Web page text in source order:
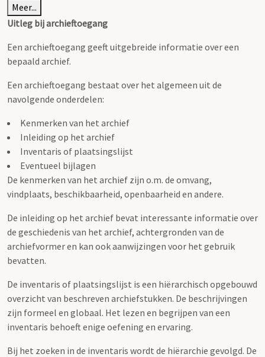
Meer...
Uitleg bij archieftoegang
Een archieftoegang geeft uitgebreide informatie over een
bepaald archief.
Een archieftoegang bestaat over het algemeen uit de
navolgende onderdelen:
Kenmerken van het archief
Inleiding op het archief
Inventaris of plaatsingslijst
Eventueel bijlagen
De kenmerken van het archief zijn o.m. de omvang,
vindplaats, beschikbaarheid, openbaarheid en andere.
De inleiding op het archief bevat interessante informatie over
de geschiedenis van het archief, achtergronden van de
archiefvormer en kan ook aanwijzingen voor het gebruik
bevatten.
De inventaris of plaatsingslijst is een hiërarchisch opgebouwd
overzicht van beschreven archiefstukken. De beschrijvingen
zijn formeel en globaal. Het lezen en begrijpen van een
inventaris behoeft enige oefening en ervaring.
Bij het zoeken in de inventaris wordt de hiërarchie gevolgd. De